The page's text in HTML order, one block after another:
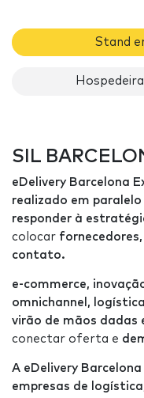
Stand
SIL
eDelivery Barcelona
realizado em paralelo
responder à
colocar
contato.
e-commerce,
omnichannel,
virão de mãos dadas
conectar oferta e
A eDelivery
empresas de